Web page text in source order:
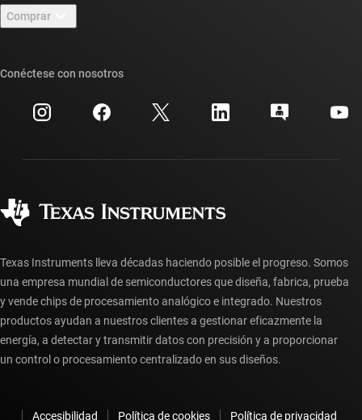
Sala de redacción
Eventos
Relaciones con los inversionistas
Foros de soporte de diseño de TI E2E™
Búsqueda de referencias cruzadas
Centro de atención al cliente
Preguntas frecuentes sobre la cuenta myTI
Comprar
Preguntas frecuentes sobre pedidos
Conéctese con nosotros
Texas Instruments lleva décadas haciendo posible el progreso. Somos
una empresa mundial de semiconductores que diseña, fabrica, prueba
y vende chips de procesamiento analógico e integrado. Nuestros
productos ayudan a nuestros clientes a gestionar eficazmente la
energía, a detectar y transmitir datos con precisión y a proporcionar
un control o procesamiento centralizado en sus diseños.
Accesibilidad Política de cookies
Política de privacidad